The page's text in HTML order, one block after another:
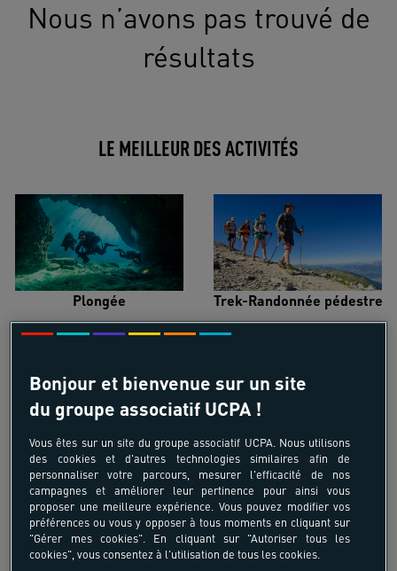
Nous n’avons pas trouvé de
résultats
LE MEILLEUR DES ACTIVITÉS
Plongée Trek-Randonnée pédestre
Croisière voilier Alpinisme
Bonjour et bienvenue sur un site
du groupe associatif UCPA !
Vous êtes sur un site du groupe associatif UCPA. Nous utilisons
des cookies et d'autres technologies similaires afin de
personnaliser votre parcours, mesurer l'efficacité de nos
campagnes et améliorer leur pertinence pour ainsi vous
proposer une meilleure expérience. Vous pouvez modifier vos
préférences ou vous y opposer à tous moments en cliquant sur
"Gérer mes cookies". En cliquant sur "Autoriser tous les
cookies", vous consentez à l'utilisation de tous les cookies.